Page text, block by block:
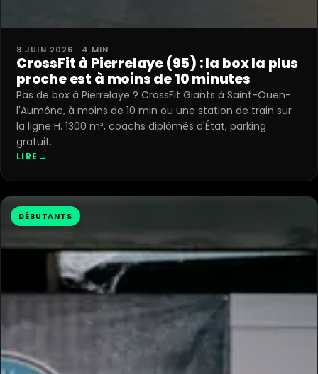
8 JUIN 2026 · 4 MIN
CrossFit à Pierrelaye (95) : la box la plus
proche est à moins de 10 minutes
Pas de box à Pierrelaye ? CrossFit Giants à Saint-Ouen-
l'Aumône, à moins de 10 min ou une station de train sur
la ligne H. 1300 m², coachs diplômés d'État, parking
gratuit.
LIRE →
DÉBUTANTS